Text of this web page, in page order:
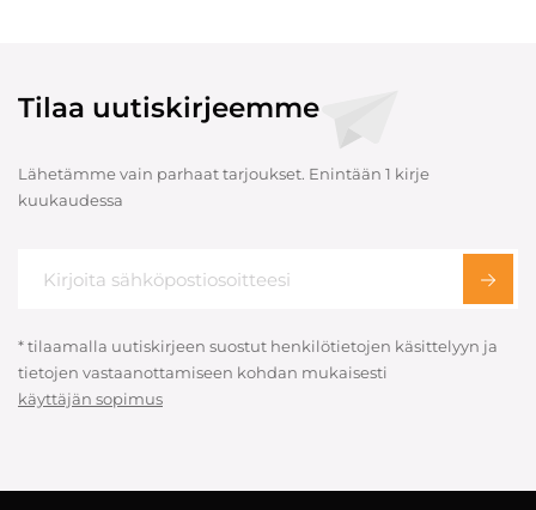
Tilaa uutiskirjeemme
Lähetämme vain parhaat tarjoukset. Enintään 1 kirje
kuukaudessa
* tilaamalla uutiskirjeen suostut henkilötietojen käsittelyyn ja
tietojen vastaanottamiseen kohdan mukaisesti
käyttäjän sopimus